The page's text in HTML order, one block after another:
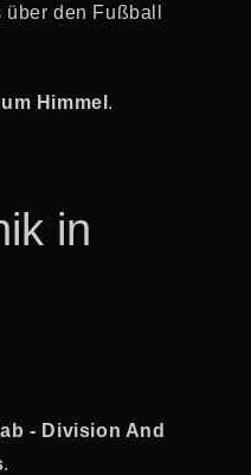
den Fußball
Himmel .
in
- Division And
.